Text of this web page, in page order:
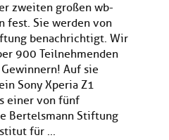
zweiten großen wb-
fest. Sie werden von
benachrichtigt. Wir
900 Teilnehmenden
Auf sie
Sony Xperia Z1
einer von fünf
Bertelsmann Stiftung
für ...